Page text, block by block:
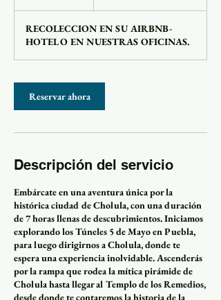
RECOLECCION EN SU AIRBNB-
HOTEL O EN NUESTRAS OFICINAS.
Reservar ahora
Descripción del servicio
Embárcate en una aventura única por la
histórica ciudad de Cholula, con una duración
de 7 horas llenas de descubrimientos. Iniciamos
explorando los Túneles 5 de Mayo en Puebla,
para luego dirigirnos a Cholula, donde te
espera una experiencia inolvidable. Ascenderás
por la rampa que rodea la mítica pirámide de
Cholula hasta llegar al Templo de los Remedios,
desde donde te contaremos la historia de la